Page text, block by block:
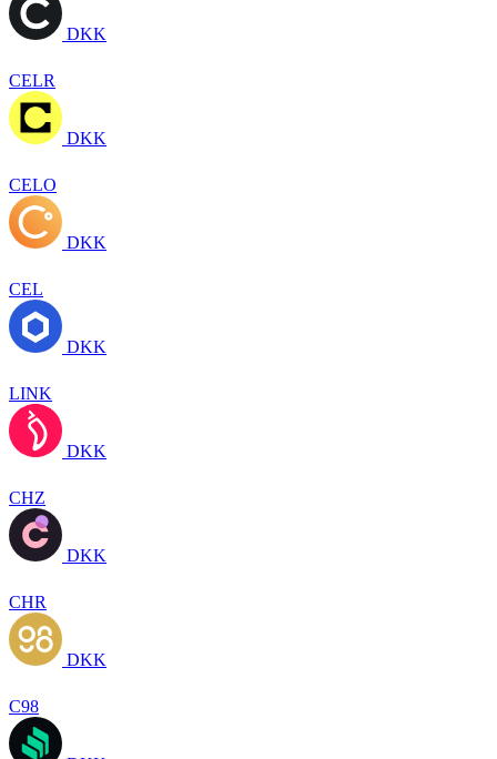
DKK
CELR
DKK
CELO
DKK
CEL
DKK
LINK
DKK
CHZ
DKK
CHR
DKK
C98